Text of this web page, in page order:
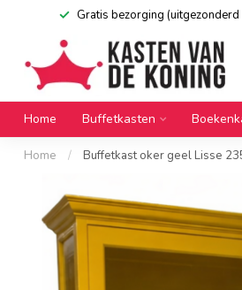
Gratis bezorging (uitgezonderd
Home Buffetkasten
Home / Buffetkast oker geel Lisse